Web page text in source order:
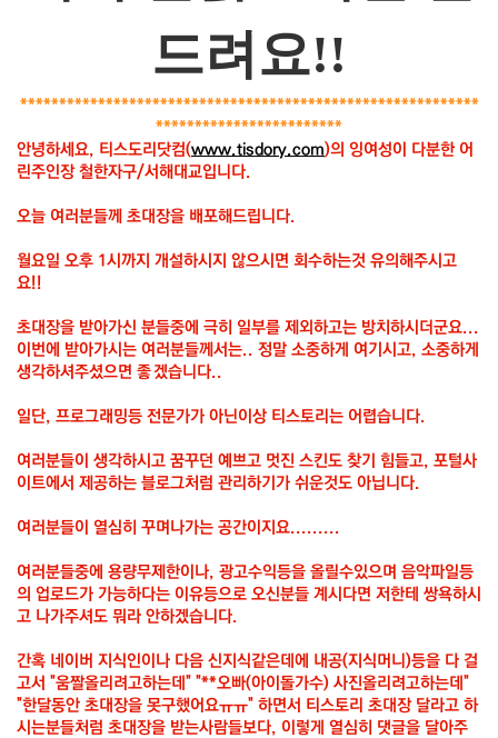
드려요!!
***********************************************************
************************
안녕하세요, 티스도리닷컴(www.tisdory.com)의 잉여성이 다분한 어
린주인장 철한자구/서해대교입니다.
오늘 여러분들께 초대장을 배포해드립니다.
월요일 오후 1시까지 개설하시지 않으시면 회수하는것 유의해주시고
요!!
초대장을 받아가신 분들중에 극히 일부를 제외하고는 방치하시더군요...
이번에 받아가시는 여러분들께서는.. 정말 소중하게 여기시고, 소중하게
생각하셔주셨으면 좋겠습니다..
일단, 프로그래밍등 전문가가 아닌이상 티스토리는 어렵습니다.
여러분들이 생각하시고 꿈꾸던 예쁘고 멋진 스킨도 찾기 힘들고, 포털사
이트에서 제공하는 블로그처럼 관리하기가 쉬운것도 아닙니다.
여러분들이 열심히 꾸며나가는 공간이지요.........
여러분들중에 용량무제한이나, 광고수익등을 올릴수있으며 음악파일등
의 업로드가 가능하다는 이유등으로 오신분들 계시다면 저한테 쌍욕하시
고 나가주셔도 뭐라 안하겠습니다.
간혹 네이버 지식인이나 다음 신지식같은데에 내공(지식머니)등을 다 걸
고서 "움짤올리려고하는데" "**오빠(아이돌가수) 사진올리려고하는데"
"한달동안 초대장을 못구했어요ㅠㅠ" 하면서 티스토리 초대장 달라고 하
시는분들처럼 초대장을 받는사람들보다, 이렇게 열심히 댓글을 달아주